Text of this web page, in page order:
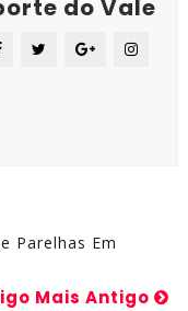
do Vale
Parelhas Em
Mais Antigo